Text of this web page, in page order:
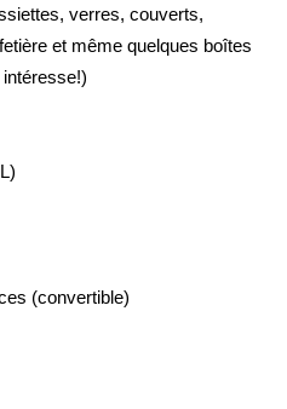
verres, couverts,
et même quelques boîtes
(convertible)